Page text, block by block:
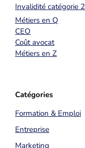
Invalidité catégorie 2
Métiers en Q
CEO
Coût avocat
Métiers en Z
Catégories
Formation & Emploi
Entreprise
Marketing